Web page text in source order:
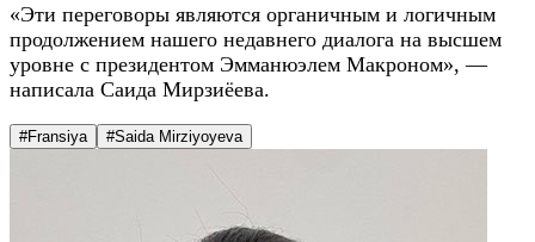
«Эти переговоры являются органичным и логичным
продолжением нашего недавнего диалога на высшем
уровне с президентом Эмманюэлем Макроном», —
написала Саида Мирзиёева.
#Fransiya #Saida Mirziyoyeva